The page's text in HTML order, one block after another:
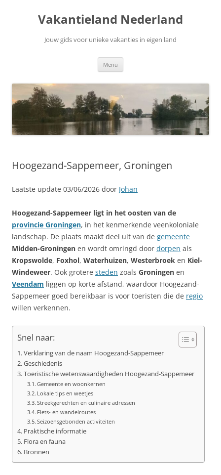
Vakantieland Nederland
Jouw gids voor unieke vakanties in eigen land
Menu
Hoogezand-Sappemeer, Groningen
Laatste update 03/06/2026 door Johan
Hoogezand-Sappemeer ligt in het oosten van de
provincie Groningen, in het kenmerkende veenkoloniale
landschap. De plaats maakt deel uit van de gemeente
Midden-Groningen en wordt omringd door dorpen als
Kropswolde, Foxhol, Waterhuizen, Westerbroek en Kiel-
Windeweer. Ook grotere steden zoals Groningen en
Veendam liggen op korte afstand, waardoor Hoogezand-
Sappemeer goed bereikbaar is voor toeristen die de regio
willen verkennen.
Snel naar:
Verklaring van de naam Hoogezand-Sappemeer
Geschiedenis
Toeristische wetenswaardigheden Hoogezand-Sappemeer
Gemeente en woonkernen
Lokale tips en weetjes
Streekgerechten en culinaire adressen
Fiets- en wandelroutes
Seizoensgebonden activiteiten
Praktische informatie
Flora en fauna
Bronnen